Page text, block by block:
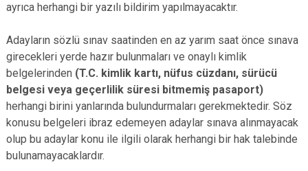
ayrıca herhangi bir yazılı bildirim yapılmayacaktır.
Adayların sözlü sınav saatinden en az yarım saat önce sınava
girecekleri yerde hazır bulunmaları ve onaylı kimlik
belgelerinden (T.C. kimlik kartı, nüfus cüzdanı, sürücü
belgesi veya geçerlilik süresi bitmemiş pasaport)
herhangi birini yanlarında bulundurmaları gerekmektedir. Söz
konusu belgeleri ibraz edemeyen adaylar sınava alınmayacak
olup bu adaylar konu ile ilgili olarak herhangi bir hak talebinde
bulunamayacaklardır.